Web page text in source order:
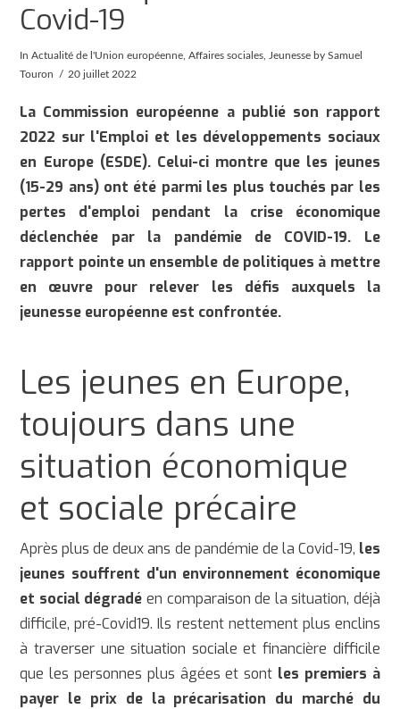
Covid-19
InActualité de l'Union européenne ,Affaires sociales Jeunesse by Samuel
Touron
20 juillet 2022
La Commission européenne a publié son rapport
2022 sur l'Emploi et les développements sociaux
en Europe (ESDE). Celui-ci montre que les jeunes
(15-29 ans) ont été parmi les plus touchés par les
pertes d'emploi pendant la crise économique
déclenchée par la pandémie de COVID-19. Le
rapport pointe un ensemble de politiques à mettre
en œuvre pour relever les défis auxquels la
jeunesse européenne est confrontée.
Les jeunes en Europe,
toujours dans une
situation économique
et sociale précaire
Après plus de deux ans de pandémie de la Covid-19, les
jeunes souffrent d'un environnement économique
et social dégradé en comparaison de la situation, déjà
difficile, pré-Covid19. Ils restent nettement plus enclins
à traverser une situation sociale et financière difficile
que les personnes plus âgées et sont les premiers à
payer le prix de la précarisation du marché du